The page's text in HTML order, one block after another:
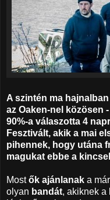
A szintén ma
az Oaken-nel közösen
90%-a válaszotta 4
Fesztivált, akik a mai
pihennek, hogy utána
magukat ebbe a
Mostők ajánlanak a
olyan bandát, akiknek a